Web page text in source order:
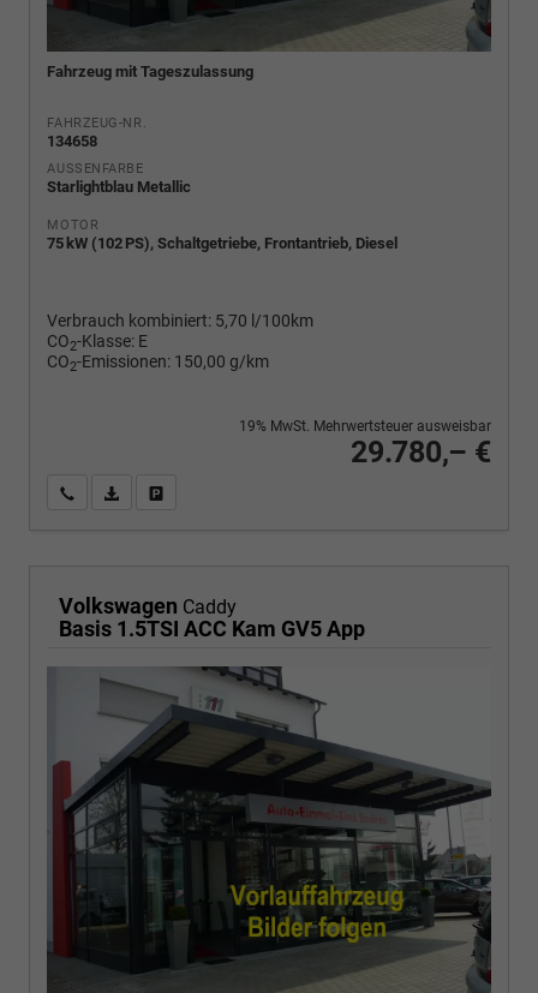
Fahrzeug mit Tageszulassung
FAHRZEUG-NR.
134658
AUSSENFARBE
Starlightblau Metallic
MOTOR
75 kW (102 PS), Schaltgetriebe, Frontantrieb, Diesel
Verbrauch kombiniert: 5,70 l/100km
CO2-Klasse: E
CO2-Emissionen: 150,00 g/km
29.780,– €
19% MwSt. Mehrwertsteuer ausweisbar
Wir rufen Sie anPDF-Fahrzeugexposé drucken
Volkswagen Caddy
Basis 1.5TSI ACC Kam GV5 App